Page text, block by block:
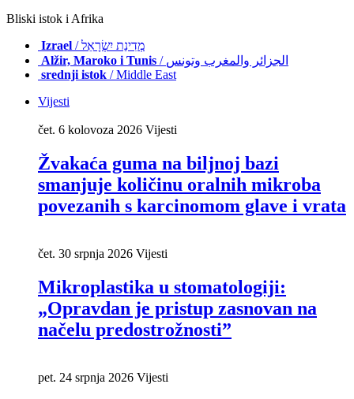
Bliski istok i Afrika
Izrael
/ מְדִינַת יִשְׂרָאֵל
Alžir, Maroko i Tunis
/ الجزائر والمغرب وتونس
srednji istok / Middle East
Vijesti
čet. 6 kolovoza 2026 Vijesti
Žvakaća guma na biljnoj bazi
smanjuje količinu oralnih mikroba
povezanih s karcinomom glave i vrata
čet. 30 srpnja 2026 Vijesti
Mikroplastika u stomatologiji:
„Opravdan je pristup zasnovan na
načelu predostrožnosti”
pet. 24 srpnja 2026 Vijesti